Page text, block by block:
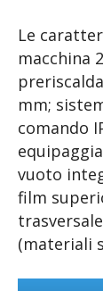
Le
macchina
mm;
comando
vuoto
film
(materiali